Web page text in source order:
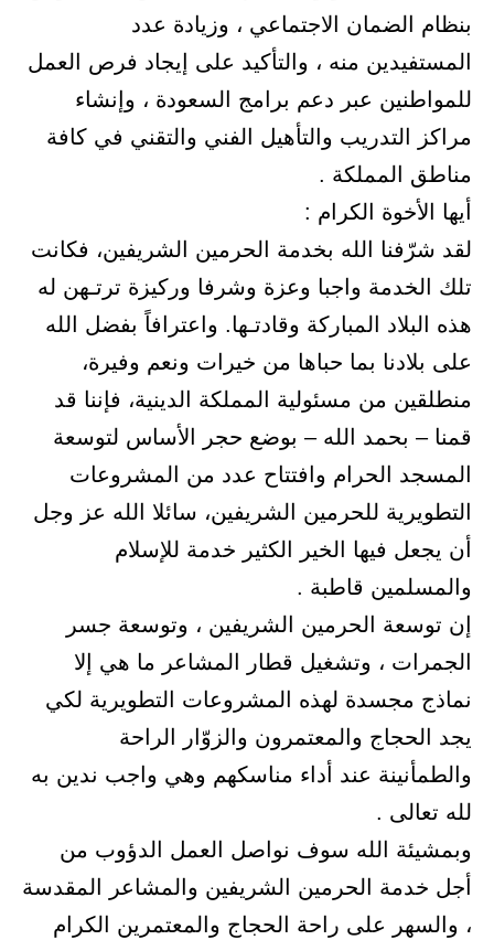
بنظام الضمان الاجتماعي ، وزيادة عدد
المستفيدين منه ، والتأكيد على إيجاد فرص العمل
للمواطنين عبر دعم برامج السعودة ، وإنشاء
مراكز التدريب والتأهيل الفني والتقني في كافة
مناطق المملكة .
أيها الأخوة الكرام :
لقد شرّفنا الله بخدمة الحرمين الشريفين، فكانت
تلك الخدمة واجبا وعزة وشرفا وركيزة ترتـهن له
هذه البلاد المباركة وقادتـها. واعترافاً بفضل الله
على بلادنا بما حباها من خيرات ونعم وفيرة،
منطلقين من مسئولية المملكة الدينية، فإننا قد
قمنا – بحمد الله – بوضع حجر الأساس لتوسعة
المسجد الحرام وافتتاح عدد من المشروعات
التطويرية للحرمين الشريفين، سائلا الله عز وجل
أن يجعل فيها الخير الكثير خدمة للإسلام
والمسلمين قاطبة .
إن توسعة الحرمين الشريفين ، وتوسعة جسر
الجمرات ، وتشغيل قطار المشاعر ما هي إلا
نماذج مجسدة لهذه المشروعات التطويرية لكي
يجد الحجاج والمعتمرون والزوّار الراحة
والطمأنينة عند أداء مناسكهم وهي واجب ندين به
لله تعالى .
وبمشيئة الله سوف نواصل العمل الدؤوب من
أجل خدمة الحرمين الشريفين والمشاعر المقدسة
، والسهر على راحة الحجاج والمعتمرين الكرام